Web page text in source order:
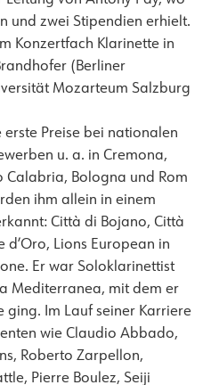
und zwei Stipendien erhielt.
Konzertfach Klarinette in
(Berliner
Mozarteum Salzburg
Preise bei nationalen
u. a. in Cremona,
Bologna und Rom
ihm allein in einem
Città di Bojano, Città
d’Oro, Lions European in
Er war Soloklarinettist
Mediterranea, mit dem er
ging. Im Lauf seiner Karriere
wie Claudio Abbado,
Roberto Zarpellon,
Pierre Boulez, Seiji